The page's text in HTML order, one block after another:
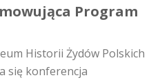
Program
Historii Żydów Polskich
się konferencja